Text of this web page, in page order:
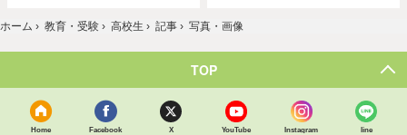
ホーム › 教育・受験 › 高校生 › 記事 › 写真・画像
TOP
Home Facebook X YouTube Instagram line